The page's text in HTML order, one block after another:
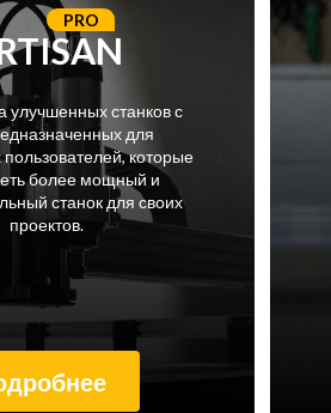
PRO
улучшенных станков с
для
которые
более мощный и
станок для своих
проектов.